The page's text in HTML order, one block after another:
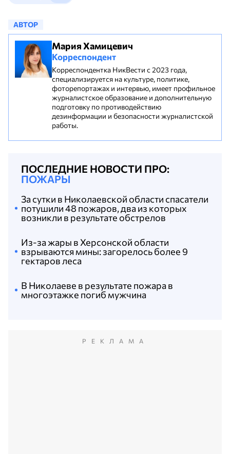
АВТОР
Мария Хамицевич
Корреспондент
Корреспондентка НикВести с 2023 года,
специализируется на культуре, политике,
фоторепортажах и интервью, имеет профильное
журналистское образование и дополнительную
подготовку по противодействию
дезинформации и безопасности журналистской
работы.
ПОСЛЕДНИЕ НОВОСТИ ПРО:
ПОЖАРЫ
В Николаеве в результате пожара в
многоэтажке погиб мужчина
Из-за жары в Херсонской области
взрываются мины: загорелось более 9
гектаров леса
За сутки в Николаевской области спасатели
потушили 48 пожаров, два из которых
возникли в результате обстрелов
РЕКЛАМА